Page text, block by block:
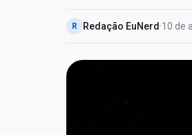
R Redação EuNerd ·10 de